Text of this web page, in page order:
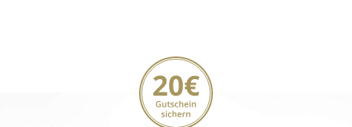
20€ Gutschein sichern